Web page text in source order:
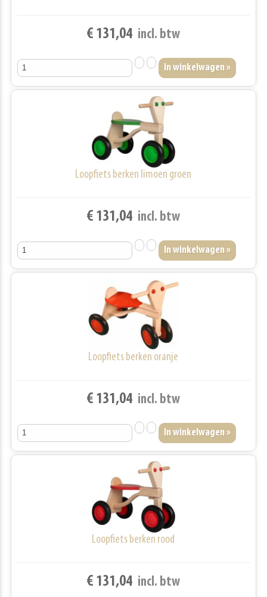
€ 131,04 incl. btw
Loopfiets berken limoen groen
€ 131,04 incl. btw
Loopfiets berken oranje
€ 131,04 incl. btw
Loopfiets berken rood
€ 131,04 incl. btw